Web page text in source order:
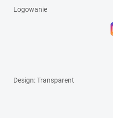
Logowanie
Design: Transparent